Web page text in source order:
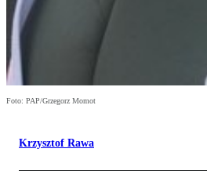
Foto: PAP/Grzegorz Momot
Krzysztof Rawa